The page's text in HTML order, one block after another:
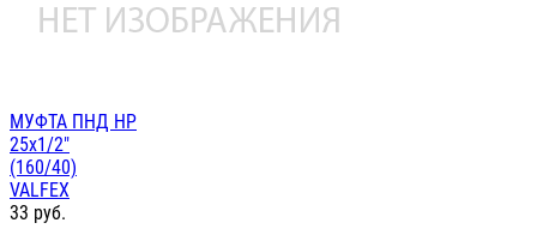
МУФТА ПНД НР
25х1/2"
(160/40)
VALFEX
33 руб.